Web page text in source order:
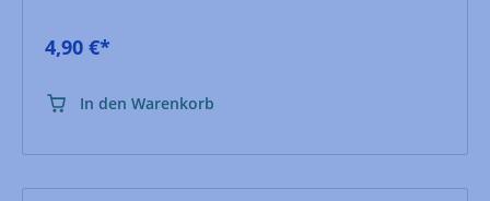
4,90 €*
In den Warenkorb